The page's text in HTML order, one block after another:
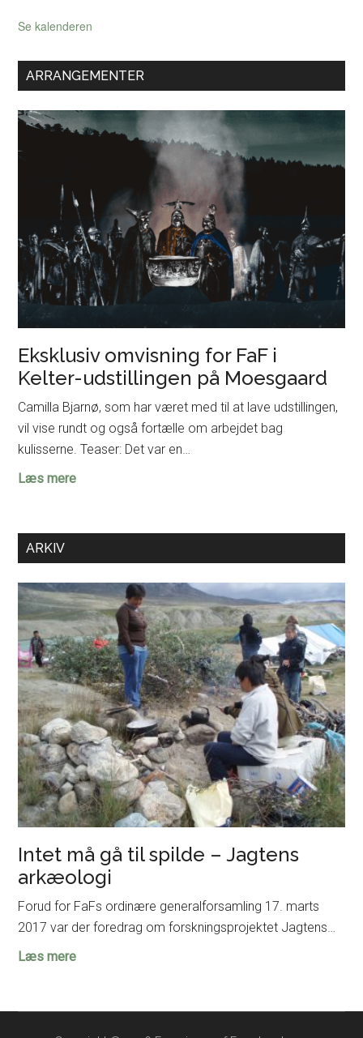
Se kalenderen
ARRANGEMENTER
Eksklusiv omvisning for FaF i
Kelter-udstillingen på Moesgaard
Camilla Bjarnø, som har været med til at lave udstillingen,
vil vise rundt og også fortælle om arbejdet bag
kulisserne. Teaser: Det var en…
Læs mereEksklusiv
i
Kelter-
udstillingen
på
Moesgaard
ARKIV
Intet må gå til spilde – Jagtens
arkæologi
Forud for FaFs ordinære generalforsamling 17. marts
2017 var der foredrag om forskningsprojektet Jagtens…
Læs mereIntet